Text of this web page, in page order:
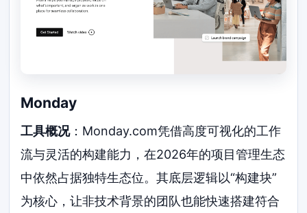
Monday
工具概况：Monday.com凭借高度可视化的工作
流与灵活的构建能力，在2026年的项目管理生态
中依然占据独特生态位。其底层逻辑以“构建块”
为核心，让非技术背景的团队也能快速搭建符合